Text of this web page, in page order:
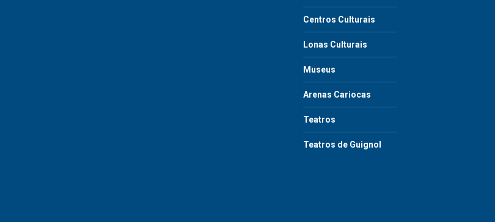
Centros Culturais
Lonas Culturais
Museus
Arenas Cariocas
Teatros
Teatros de Guignol